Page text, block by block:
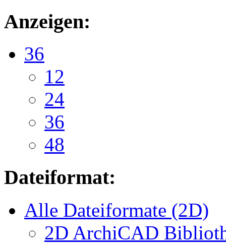
Anzeigen:
36
12
24
36
48
Dateiformat:
Alle Dateiformate (2D)
2D ArchiCAD